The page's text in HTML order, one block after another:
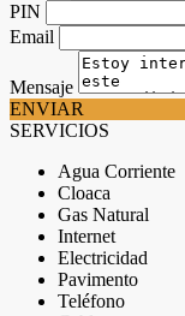
PIN
Email
Mensaje
ENVIAR
SERVICIOS
Agua Corriente
Cloaca
Gas Natural
Internet
Electricidad
Pavimento
Teléfono